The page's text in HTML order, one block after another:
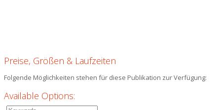
Preise, Größen & Laufzeiten
Folgende Möglichkeiten stehen für diese Publikation zur Verfügung:
Available Options: